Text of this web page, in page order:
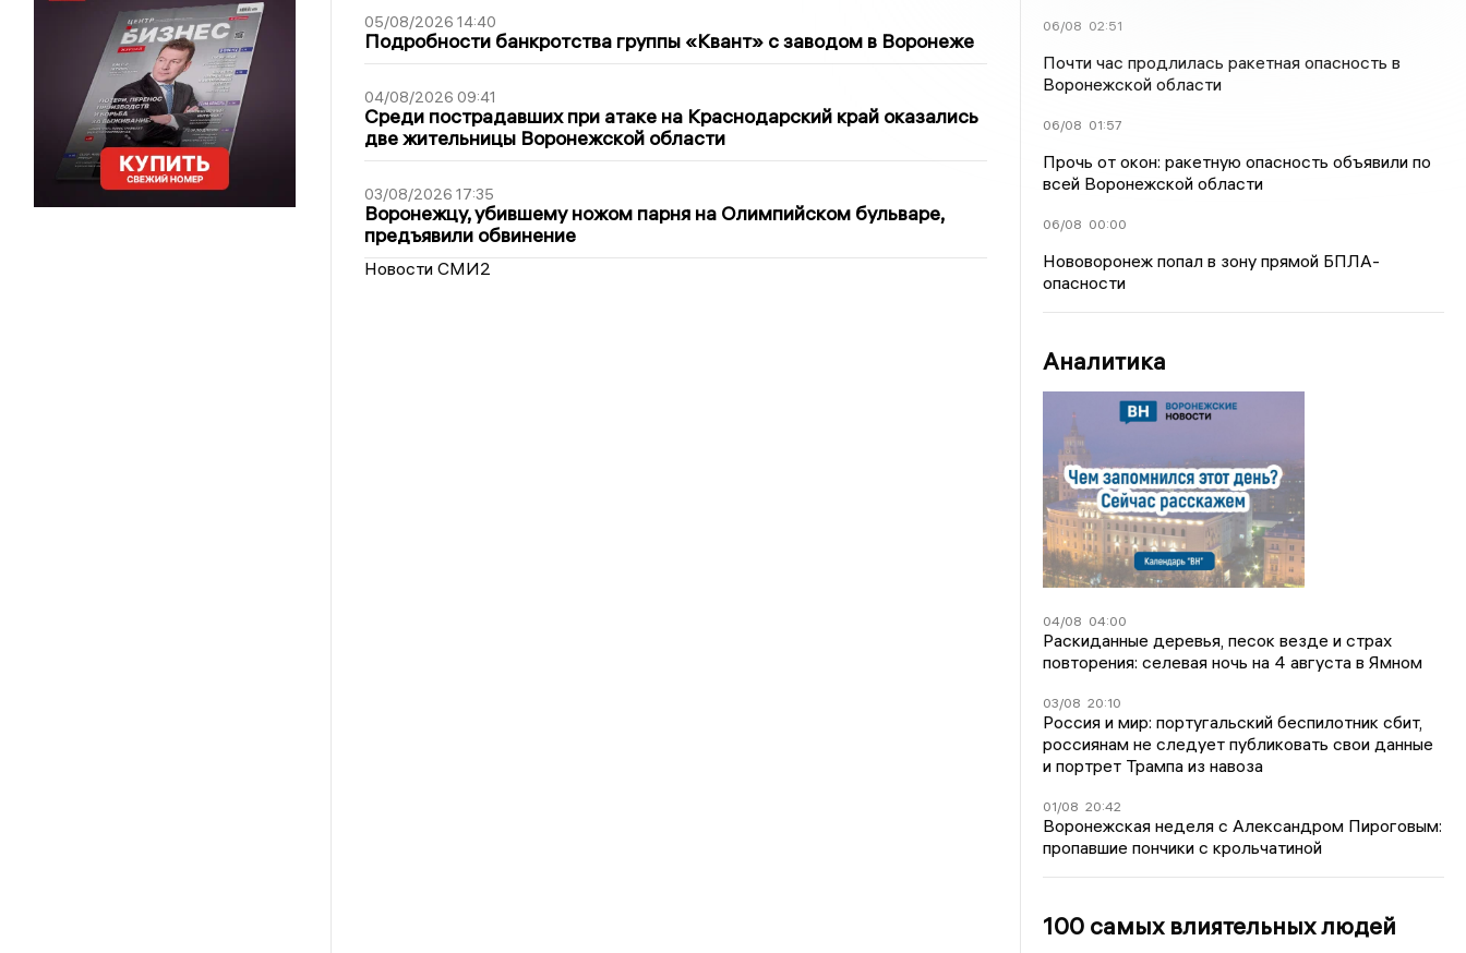
05/08/2026 14:40
Подробности банкротства группы «Квант» с заводом в Воронеже
04/08/2026 09:41
Среди пострадавших при атаке на Краснодарский край оказались
две жительницы Воронежской области
03/08/2026 17:35
Воронежцу, убившему ножом парня на Олимпийском бульваре,
предъявили обвинение
Новости СМИ2
06/08 02:51
Почти час продлилась ракетная опасность в
Воронежской области
06/08 01:57
Прочь от окон: ракетную опасность объявили по
всей Воронежской области
06/08 00:00
Нововоронеж попал в зону прямой БПЛА-
опасности
Аналитика
04/08 04:00
Раскиданные деревья, песок везде и страх
повторения: селевая ночь на 4 августа в Ямном
03/08 20:10
Россия и мир: португальский беспилотник сбит,
россиянам не следует публиковать свои данные
и портрет Трампа из навоза
01/08 20:42
Воронежская неделя с Александром Пироговым:
пропавшие пончики с крольчатиной
100 самых влиятельных людей